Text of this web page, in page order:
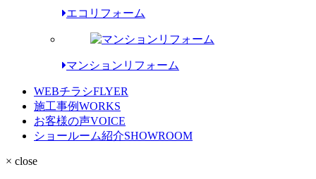
エコリフォーム
マンションリフォーム
WEBチラシFLYER
施工事例WORKS
お客様の声VOICE
ショールーム紹介SHOWROOM
× close